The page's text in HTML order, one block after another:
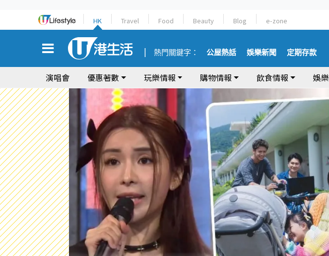
HK Travel Food Beauty Blog e-zone
熱門關鍵字： 公屋熱話 娛樂新聞 定期存款
演唱會 優惠著數 玩樂情報 購物情報 飲食情報 娛樂